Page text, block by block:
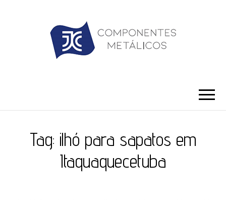
Tag: ilhó para sapatos em
Itaquaquecetuba